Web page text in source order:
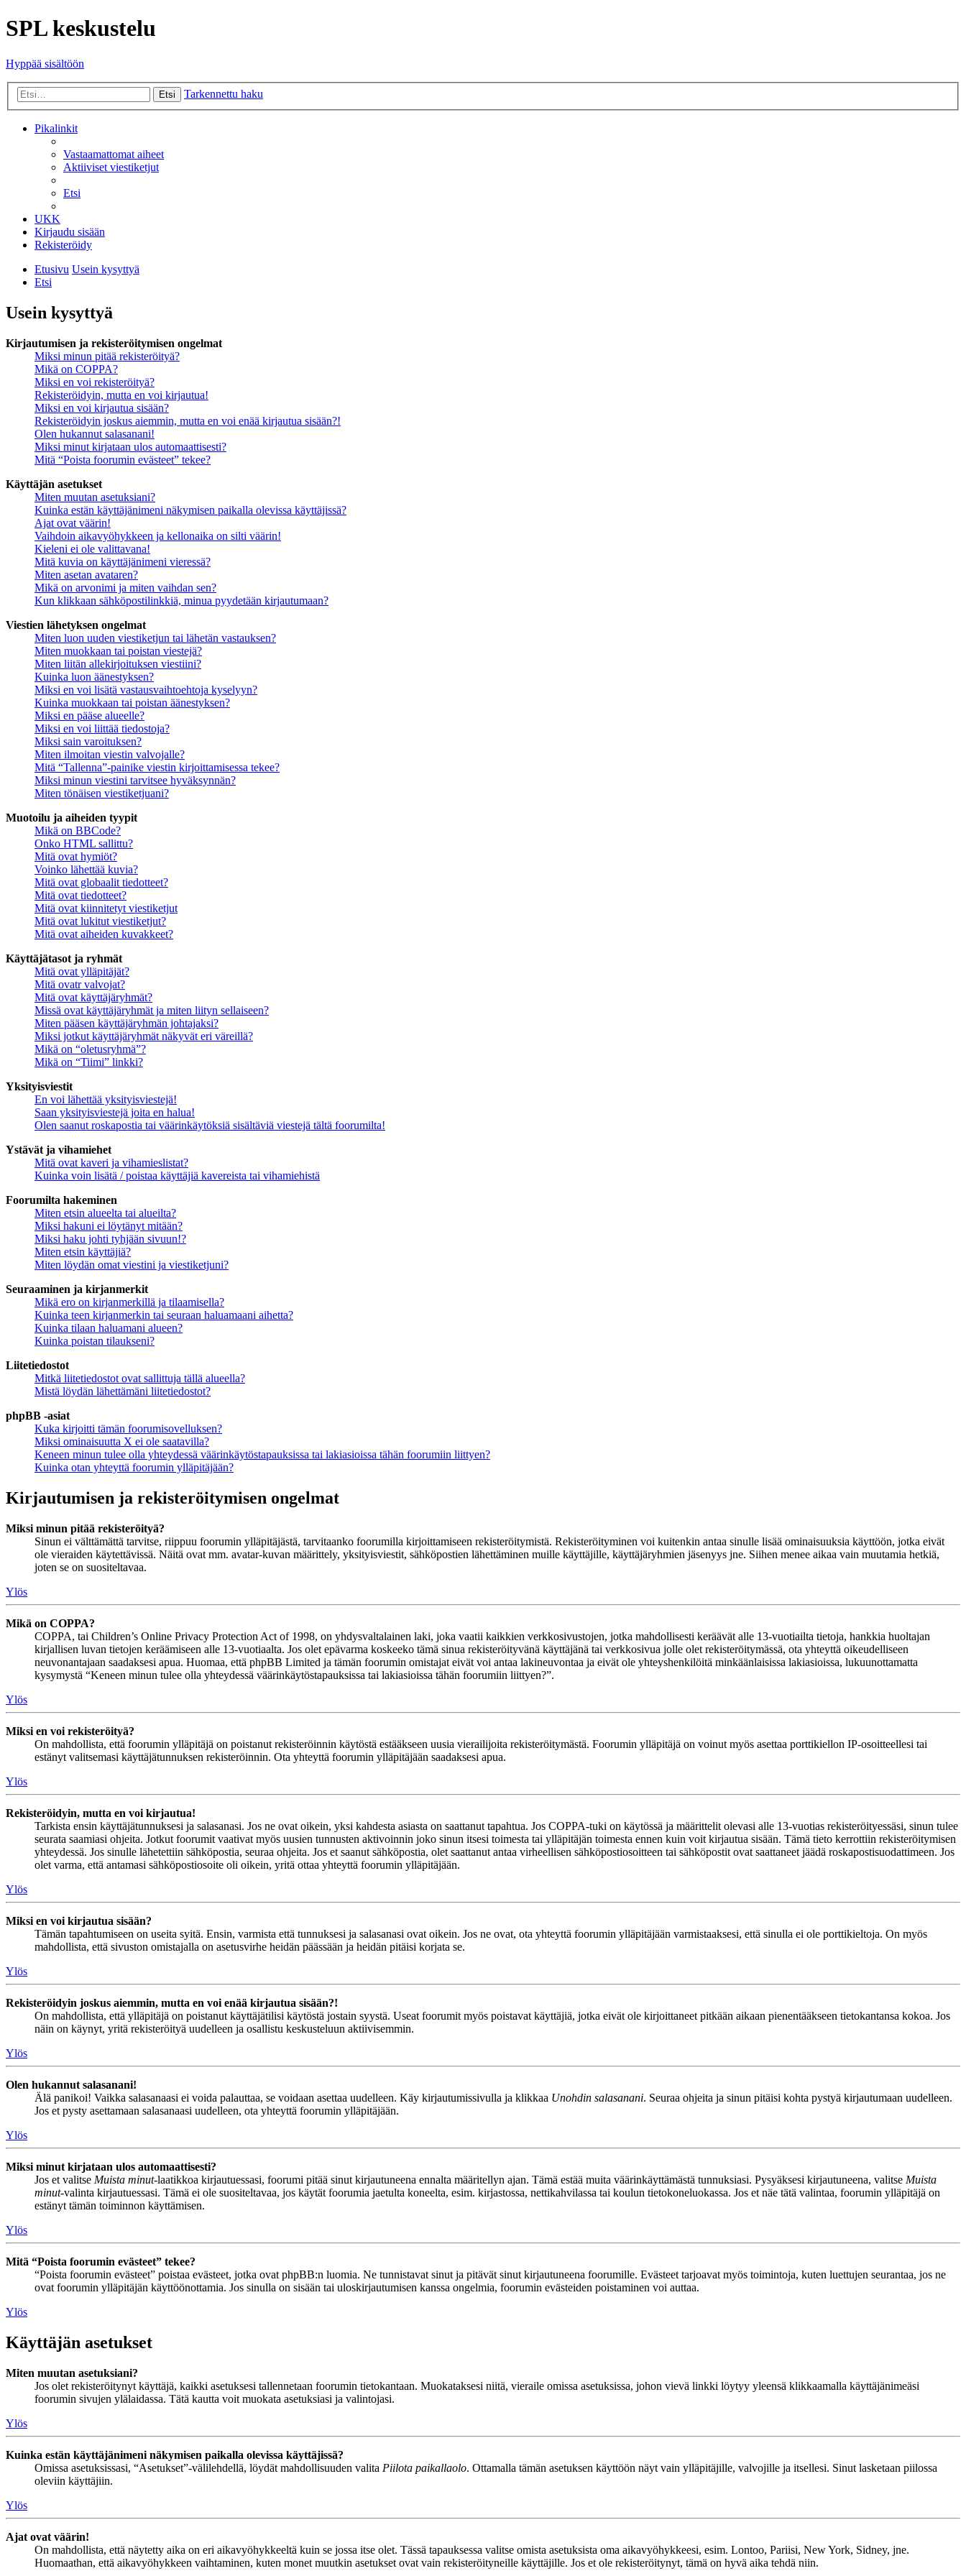
SPL keskustelu
Hyppää sisältöön
Etsi Tarkennettu haku
Pikalinkit
Vastaamattomat aiheet
Aktiiviset viestiketjut
Etsi
UKK
Kirjaudu sisään
Rekisteröidy
Etusivu Usein kysyttyä
Etsi
Usein kysyttyä
Kirjautumisen ja rekisteröitymisen ongelmat
Miksi minun pitää rekisteröityä?
Mikä on COPPA?
Miksi en voi rekisteröityä?
Rekisteröidyin, mutta en voi kirjautua!
Miksi en voi kirjautua sisään?
Rekisteröidyin joskus aiemmin, mutta en voi enää kirjautua sisään?!
Olen hukannut salasanani!
Miksi minut kirjataan ulos automaattisesti?
Mitä “Poista foorumin evästeet” tekee?
Käyttäjän asetukset
Miten muutan asetuksiani?
Kuinka estän käyttäjänimeni näkymisen paikalla olevissa käyttäjissä?
Ajat ovat väärin!
Vaihdoin aikavyöhykkeen ja kellonaika on silti väärin!
Kieleni ei ole valittavana!
Mitä kuvia on käyttäjänimeni vieressä?
Miten asetan avataren?
Mikä on arvonimi ja miten vaihdan sen?
Kun klikkaan sähköpostilinkkiä, minua pyydetään kirjautumaan?
Viestien lähetyksen ongelmat
Miten luon uuden viestiketjun tai lähetän vastauksen?
Miten muokkaan tai poistan viestejä?
Miten liitän allekirjoituksen viestiini?
Kuinka luon äänestyksen?
Miksi en voi lisätä vastausvaihtoehtoja kyselyyn?
Kuinka muokkaan tai poistan äänestyksen?
Miksi en pääse alueelle?
Miksi en voi liittää tiedostoja?
Miksi sain varoituksen?
Miten ilmoitan viestin valvojalle?
Mitä “Tallenna”-painike viestin kirjoittamisessa tekee?
Miksi minun viestini tarvitsee hyväksynnän?
Miten tönäisen viestiketjuani?
Muotoilu ja aiheiden tyypit
Mikä on BBCode?
Onko HTML sallittu?
Mitä ovat hymiöt?
Voinko lähettää kuvia?
Mitä ovat globaalit tiedotteet?
Mitä ovat tiedotteet?
Mitä ovat kiinnitetyt viestiketjut
Mitä ovat lukitut viestiketjut?
Mitä ovat aiheiden kuvakkeet?
Käyttäjätasot ja ryhmät
Mitä ovat ylläpitäjät?
Mitä ovatr valvojat?
Mitä ovat käyttäjäryhmät?
Missä ovat käyttäjäryhmät ja miten liityn sellaiseen?
Miten pääsen käyttäjäryhmän johtajaksi?
Miksi jotkut käyttäjäryhmät näkyvät eri väreillä?
Mikä on “oletusryhmä”?
Mikä on “Tiimi” linkki?
Yksityisviestit
En voi lähettää yksityisviestejä!
Saan yksityisviestejä joita en halua!
Olen saanut roskapostia tai väärinkäytöksiä sisältäviä viestejä tältä foorumilta!
Ystävät ja vihamiehet
Mitä ovat kaveri ja vihamieslistat?
Kuinka voin lisätä / poistaa käyttäjiä kavereista tai vihamiehistä
Foorumilta hakeminen
Miten etsin alueelta tai alueilta?
Miksi hakuni ei löytänyt mitään?
Miksi haku johti tyhjään sivuun!?
Miten etsin käyttäjiä?
Miten löydän omat viestini ja viestiketjuni?
Seuraaminen ja kirjanmerkit
Mikä ero on kirjanmerkillä ja tilaamisella?
Kuinka teen kirjanmerkin tai seuraan haluamaani aihetta?
Kuinka tilaan haluamani alueen?
Kuinka poistan tilaukseni?
Liitetiedostot
Mitkä liitetiedostot ovat sallittuja tällä alueella?
Mistä löydän lähettämäni liitetiedostot?
phpBB -asiat
Kuka kirjoitti tämän foorumisovelluksen?
Miksi ominaisuutta X ei ole saatavilla?
Keneen minun tulee olla yhteydessä väärinkäytöstapauksissa tai lakiasioissa tähän foorumiin liittyen?
Kuinka otan yhteyttä foorumin ylläpitäjään?
Kirjautumisen ja rekisteröitymisen ongelmat
Miksi minun pitää rekisteröityä?
Sinun ei välttämättä tarvitse, riippuu foorumin ylläpitäjästä, tarvitaanko foorumilla kirjoittamiseen rekisteröitymistä. Rekisteröityminen voi kuitenkin antaa sinulle lisää ominaisuuksia käyttöön, jotka eivät
ole vieraiden käytettävissä. Näitä ovat mm. avatar-kuvan määrittely, yksityisviestit, sähköpostien lähettäminen muille käyttäjille, käyttäjäryhmien jäsenyys jne. Siihen menee aikaa vain muutamia hetkiä,
joten se on suositeltavaa.
Ylös
Mikä on COPPA?
COPPA, tai Children’s Online Privacy Protection Act of 1998, on yhdysvaltalainen laki, joka vaatii kaikkien verkkosivustojen, jotka mahdollisesti keräävät alle 13-vuotiailta tietoja, hankkia huoltajan
kirjallisen luvan tietojen keräämiseen alle 13-vuotiaalta. Jos olet epävarma koskeeko tämä sinua rekisteröityvänä käyttäjänä tai verkkosivua jolle olet rekisteröitymässä, ota yhteyttä oikeudelliseen
neuvonantajaan saadaksesi apua. Huomaa, että phpBB Limited ja tämän foorumin omistajat eivät voi antaa lakineuvontaa ja eivät ole yhteyshenkilöitä minkäänlaisissa lakiasioissa, lukuunottamatta
kysymystä “Keneen minun tulee olla yhteydessä väärinkäytöstapauksissa tai lakiasioissa tähän foorumiin liittyen?”.
Ylös
Miksi en voi rekisteröityä?
On mahdollista, että foorumin ylläpitäjä on poistanut rekisteröinnin käytöstä estääkseen uusia vierailijoita rekisteröitymästä. Foorumin ylläpitäjä on voinut myös asettaa porttikiellon IP-osoitteellesi tai
estänyt valitsemasi käyttäjätunnuksen rekisteröinnin. Ota yhteyttä foorumin ylläpitäjään saadaksesi apua.
Ylös
Rekisteröidyin, mutta en voi kirjautua!
Tarkista ensin käyttäjätunnuksesi ja salasanasi. Jos ne ovat oikein, yksi kahdesta asiasta on saattanut tapahtua. Jos COPPA-tuki on käytössä ja määrittelit olevasi alle 13-vuotias rekisteröityessäsi, sinun tulee
seurata saamiasi ohjeita. Jotkut foorumit vaativat myös uusien tunnusten aktivoinnin joko sinun itsesi toimesta tai ylläpitäjän toimesta ennen kuin voit kirjautua sisään. Tämä tieto kerrottiin rekisteröitymisen
yhteydessä. Jos sinulle lähetettiin sähköpostia, seuraa ohjeita. Jos et saanut sähköpostia, olet saattanut antaa virheellisen sähköpostiosoitteen tai sähköpostit ovat saattaneet jäädä roskapostisuodattimeen. Jos
olet varma, että antamasi sähköpostiosoite oli oikein, yritä ottaa yhteyttä foorumin ylläpitäjään.
Ylös
Miksi en voi kirjautua sisään?
Tämän tapahtumiseen on useita syitä. Ensin, varmista että tunnuksesi ja salasanasi ovat oikein. Jos ne ovat, ota yhteyttä foorumin ylläpitäjään varmistaaksesi, että sinulla ei ole porttikieltoja. On myös
mahdollista, että sivuston omistajalla on asetusvirhe heidän päässään ja heidän pitäisi korjata se.
Ylös
Rekisteröidyin joskus aiemmin, mutta en voi enää kirjautua sisään?!
On mahdollista, että ylläpitäjä on poistanut käyttäjätilisi käytöstä jostain syystä. Useat foorumit myös poistavat käyttäjiä, jotka eivät ole kirjoittaneet pitkään aikaan pienentääkseen tietokantansa kokoa. Jos
näin on käynyt, yritä rekisteröityä uudelleen ja osallistu keskusteluun aktiivisemmin.
Ylös
Olen hukannut salasanani!
Älä panikoi! Vaikka salasanaasi ei voida palauttaa, se voidaan asettaa uudelleen. Käy kirjautumissivulla ja klikkaa Unohdin salasanani. Seuraa ohjeita ja sinun pitäisi kohta pystyä kirjautumaan uudelleen.
Jos et pysty asettamaan salasanaasi uudelleen, ota yhteyttä foorumin ylläpitäjään.
Ylös
Miksi minut kirjataan ulos automaattisesti?
Jos et valitse Muista minut-laatikkoa kirjautuessasi, foorumi pitää sinut kirjautuneena ennalta määritellyn ajan. Tämä estää muita väärinkäyttämästä tunnuksiasi. Pysyäksesi kirjautuneena, valitse Muista
minut-valinta kirjautuessasi. Tämä ei ole suositeltavaa, jos käytät foorumia jaetulta koneelta, esim. kirjastossa, nettikahvilassa tai koulun tietokoneluokassa. Jos et näe tätä valintaa, foorumin ylläpitäjä on
estänyt tämän toiminnon käyttämisen.
Ylös
Mitä “Poista foorumin evästeet” tekee?
“Poista foorumin evästeet” poistaa evästeet, jotka ovat phpBB:n luomia. Ne tunnistavat sinut ja pitävät sinut kirjautuneena foorumille. Evästeet tarjoavat myös toimintoja, kuten luettujen seurantaa, jos ne
ovat foorumin ylläpitäjän käyttöönottamia. Jos sinulla on sisään tai uloskirjautumisen kanssa ongelmia, foorumin evästeiden poistaminen voi auttaa.
Ylös
Käyttäjän asetukset
Miten muutan asetuksiani?
Jos olet rekisteröitynyt käyttäjä, kaikki asetuksesi tallennetaan foorumin tietokantaan. Muokataksesi niitä, vieraile omissa asetuksissa, johon vievä linkki löytyy yleensä klikkaamalla käyttäjänimeäsi
foorumin sivujen ylälaidassa. Tätä kautta voit muokata asetuksiasi ja valintojasi.
Ylös
Kuinka estän käyttäjänimeni näkymisen paikalla olevissa käyttäjissä?
Omissa asetuksissasi, “Asetukset”-välilehdellä, löydät mahdollisuuden valita Piilota paikallaolo. Ottamalla tämän asetuksen käyttöön näyt vain ylläpitäjille, valvojille ja itsellesi. Sinut lasketaan piilossa
oleviin käyttäjiin.
Ylös
Ajat ovat väärin!
On mahdollista, että näytetty aika on eri aikavyöhykkeeltä kuin se jossa itse olet. Tässä tapauksessa valitse omista asetuksista oma aikavyöhykkeesi, esim. Lontoo, Pariisi, New York, Sidney, jne.
Huomaathan, että aikavyöhykkeen vaihtaminen, kuten monet muutkin asetukset ovat vain rekisteröityneille käyttäjille. Jos et ole rekisteröitynyt, tämä on hyvä aika tehdä niin.